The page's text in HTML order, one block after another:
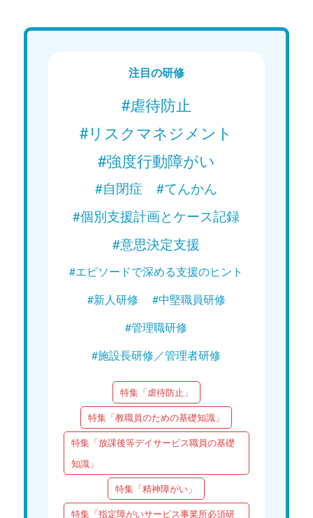
現在
注目の研修
#虐待防止
#リスクマネジメント
#強度行動障がい
#自閉症
#てんかん
#個別支援計画とケース記録
#意思決定支援
#エピソードで深める支援のヒント
#新人研修
#中堅職員研修
#管理職研修
#施設長研修／管理者研修
特集「虐待防止」
特集「教職員のための基礎知識」
特集「放課後等デイサービス職員の基礎
知識」
特集「精神障がい」
特集「指定障がいサービス事業所必須研